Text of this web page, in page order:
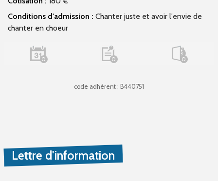
Conditions d'admission : Chanter juste et avoir l'envie de
chanter en choeur
0 0 0
code adhérent : B440751
Lettre d'information